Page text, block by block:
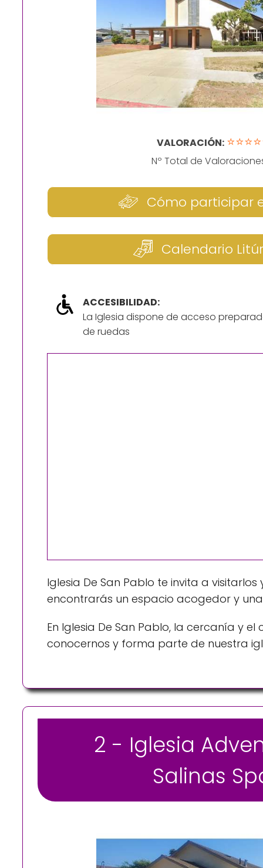
VALORACIÓN:
Nº Total de
Cómo participar
Calendario
ACCESIBILIDAD:
La Iglesia dispone de acceso
de ruedas
Iglesia De San Pablo te invita a
encontrarás un espacio acogedor y
En Iglesia De San Pablo, la cercanía y
conocernos y forma parte de nuestra
2 - Iglesia
Salinas